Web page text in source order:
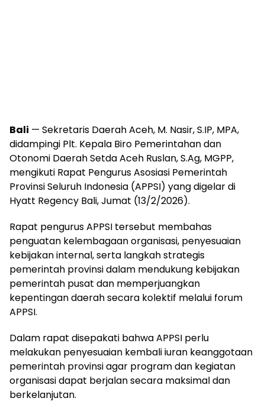
Bali — Sekretaris Daerah Aceh, M. Nasir, S.IP, MPA,
didampingi Plt. Kepala Biro Pemerintahan dan
Otonomi Daerah Setda Aceh Ruslan, S.Ag, MGPP,
mengikuti Rapat Pengurus Asosiasi Pemerintah
Provinsi Seluruh Indonesia (APPSI) yang digelar di
Hyatt Regency Bali, Jumat (13/2/2026).
Rapat pengurus APPSI tersebut membahas
penguatan kelembagaan organisasi, penyesuaian
kebijakan internal, serta langkah strategis
pemerintah provinsi dalam mendukung kebijakan
pemerintah pusat dan memperjuangkan
kepentingan daerah secara kolektif melalui forum
APPSI.
Dalam rapat disepakati bahwa APPSI perlu
melakukan penyesuaian kembali iuran keanggotaan
pemerintah provinsi agar program dan kegiatan
organisasi dapat berjalan secara maksimal dan
berkelanjutan.